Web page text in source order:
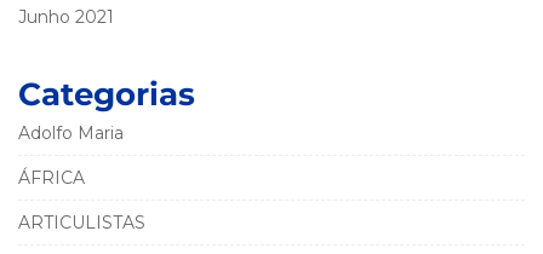
Junho 2021
Categorias
Adolfo Maria
ÁFRICA
ARTICULISTAS